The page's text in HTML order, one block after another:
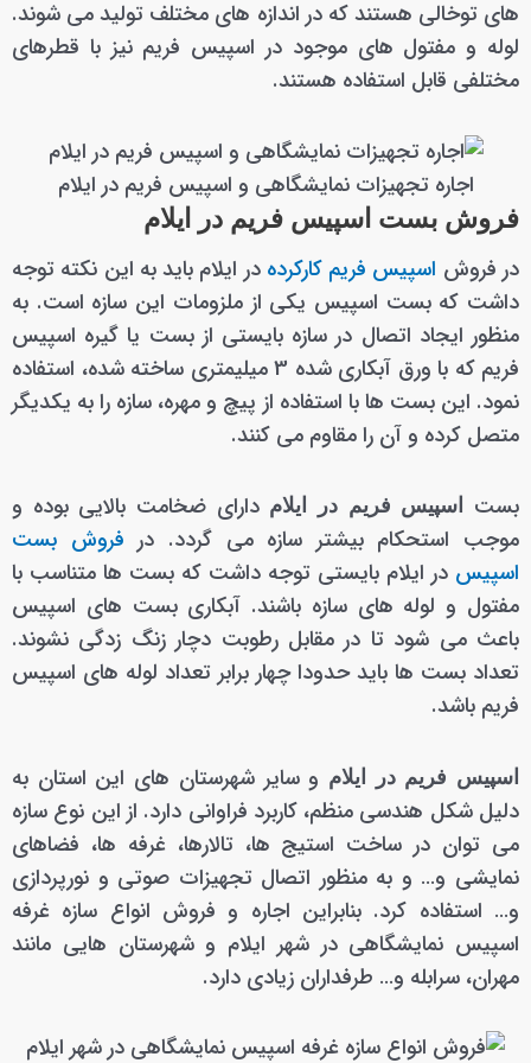
های توخالی هستند که در اندازه های مختلف تولید می شوند.
لوله و مفتول های موجود در اسپیس فریم نیز با قطرهای
مختلفی قابل استفاده هستند.
اجاره تجهیزات نمایشگاهی و اسپیس فریم در ایلام
فروش بست اسپیس فریم در ایلام
در فروش اسپیس فریم کارکرده در ایلام باید به این نکته توجه
داشت که بست اسپیس یکی از ملزومات این سازه است. به
منظور ایجاد اتصال در سازه بایستی از بست یا گیره اسپیس
فریم که با ورق آبکاری شده 3 میلیمتری ساخته شده، استفاده
نمود. این بست ها با استفاده از پیچ و مهره، سازه را به یکدیگر
متصل کرده و آن را مقاوم می کنند.
بست اسپیس فریم در ایلامدارای ضخامت بالایی بوده و
موجب استحکام بیشتر سازه می گردد. در فروش بست
اسپیس در ایلام بایستی توجه داشت که بست ها متناسب با
مفتول و لوله های سازه باشند. آبکاری بست های اسپیس
باعث می شود تا در مقابل رطوبت دچار زنگ زدگی نشوند.
تعداد بست ها باید حدودا چهار برابر تعداد لوله های اسپیس
فریم باشد.
اسپیس فریم در ایلام و سایر شهرستان های این استان به
دلیل شکل هندسی منظم، کاربرد فراوانی دارد. از این نوع سازه
می توان در ساخت استیج ها، تالارها، غرفه ها، فضاهای
نمایشی و… و به منظور اتصال تجهیزات صوتی و نورپردازی
و… استفاده کرد. بنابراین اجاره و فروش انواع سازه غرفه
اسپیس نمایشگاهی در شهر ایلام و شهرستان هایی مانند
مهران، سرابله و… طرفداران زیادی دارد.